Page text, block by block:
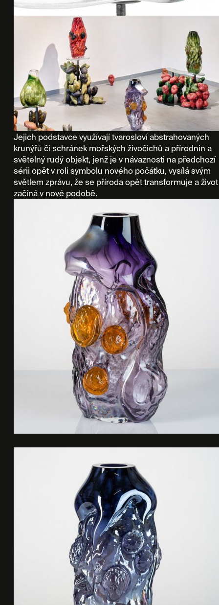
Jejich podstavce využívají tvarosloví abstrahovaných
krunýřů či schránek mořských živočichů a přírodnin a
světelný rudý objekt, jenž je v návaznosti na předchozí
sérii opět v roli symbolu nového počátku, vysílá svým
světlem zprávu, že se příroda opět transformuje a život
začíná v nové podobě.